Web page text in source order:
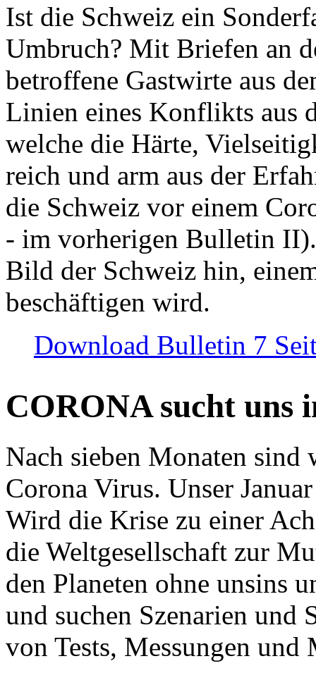
Ist die Schweiz ein
Umbruch? Mit Briefen an
betroffene Gastwirte aus
Linien eines Konflikts aus
welche die Härte,
reich und arm aus der
die Schweiz vor einem
- im vorherigen Bulletin
Bild der Schweiz hin,
beschäftigen wird.
Download Bulletin 7
CORONA sucht uns
Nach sieben Monaten
Corona Virus. Unser
Wird die Krise zu einer
die Weltgesellschaft zur
den Planeten ohne unsins
und suchen Szenarien und
von Tests, Messungen und